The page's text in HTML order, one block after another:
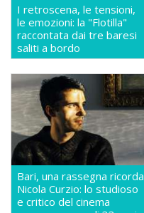
I retroscena, le tensioni,
le emozioni: la "Flotilla"
raccontata dai tre baresi
saliti a bordo
Bari, una rassegna ricorda
Nicola Curzio: lo studioso
e critico del cinema